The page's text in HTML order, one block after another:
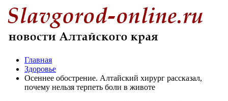
Главная
Здоровье
Осеннее обострение. Алтайский хирург рассказал,
почему нельзя терпеть боли в животе